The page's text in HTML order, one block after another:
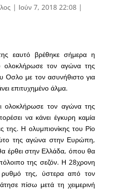
| Ιούν 7, 2018 22:08|
εαυτό βρέθηκε σήμερα η
ολοκλήρωσε τον αγώνα της
με τον ασυνήθιστο για
επιτυχημένο άλμα.
ολοκλήρωσε τον αγώνα της
να κάνει έγκυρη καμία
της. Η ολυμπιονίκης του Ρίο
της αγώνα στην Ευρώπη,
έρθει στην Ελλάδα, όπου θα
της σεζόν. Η 28χρονη
της, ύστερα από τον
πίσω μετά τη χειμερινή